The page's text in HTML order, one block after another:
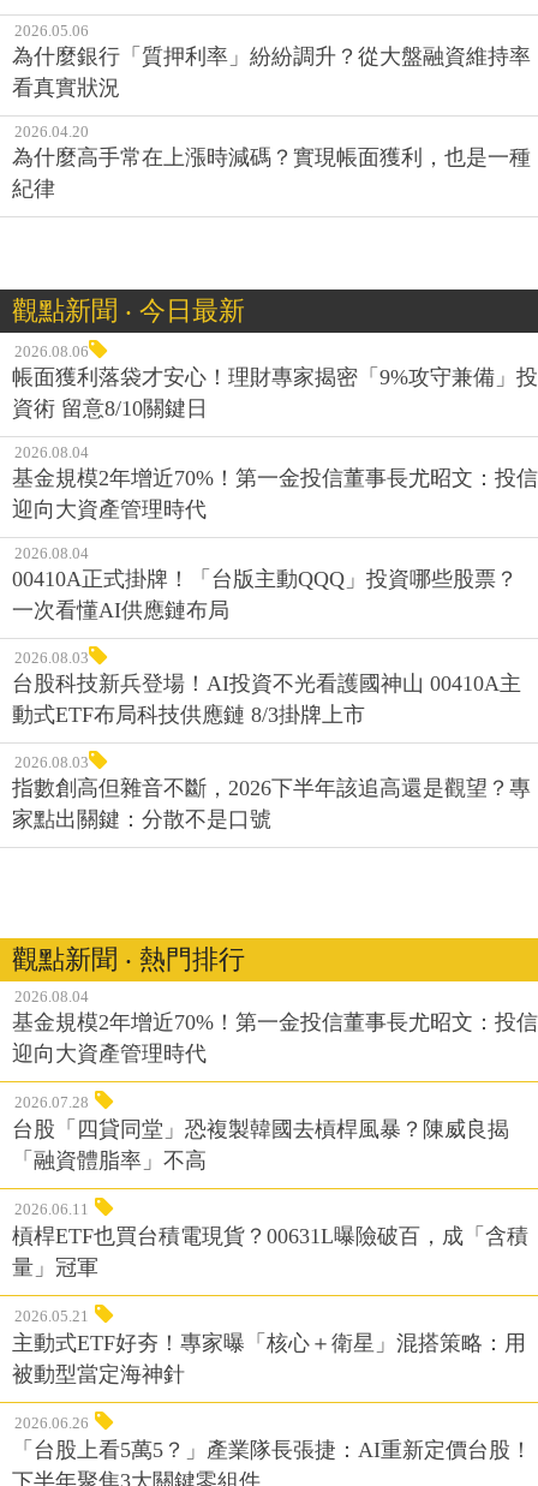
2026.05.06
為什麼銀行「質押利率」紛紛調升？從大盤融資維持率
看真實狀況
2026.04.20
為什麼高手常在上漲時減碼？實現帳面獲利，也是一種
紀律
觀點新聞 ‧ 今日最新
2026.08.06
帳面獲利落袋才安心！理財專家揭密「9%攻守兼備」投
資術 留意8/10關鍵日
2026.08.04
基金規模2年增近70%！第一金投信董事長尤昭文：投信
迎向大資產管理時代
2026.08.04
00410A正式掛牌！「台版主動QQQ」投資哪些股票？
一次看懂AI供應鏈布局
2026.08.03
台股科技新兵登場！AI投資不光看護國神山 00410A主
動式ETF布局科技供應鏈 8/3掛牌上市
2026.08.03
指數創高但雜音不斷，2026下半年該追高還是觀望？專
家點出關鍵：分散不是口號
觀點新聞 ‧ 熱門排行
2026.08.04
基金規模2年增近70%！第一金投信董事長尤昭文：投信
迎向大資產管理時代
2026.07.28
台股「四貸同堂」恐複製韓國去槓桿風暴？陳威良揭
「融資體脂率」不高
2026.06.11
槓桿ETF也買台積電現貨？00631L曝險破百，成「含積
量」冠軍
2026.05.21
主動式ETF好夯！專家曝「核心＋衛星」混搭策略：用
被動型當定海神針
2026.06.26
「台股上看5萬5？」產業隊長張捷：AI重新定價台股！
下半年聚焦3大關鍵零組件